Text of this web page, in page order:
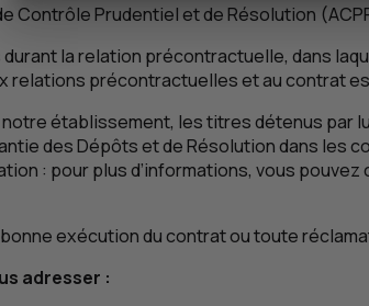
Contrôle Prudentiel et de Résolution (
la relation précontractuelle, dans
relations précontractuelles et au contrat
établissement, les titres détenus par
des Dépôts et de Résolution dans
: pour plus d’informations, vous
exécution du contrat ou toute
adresser :